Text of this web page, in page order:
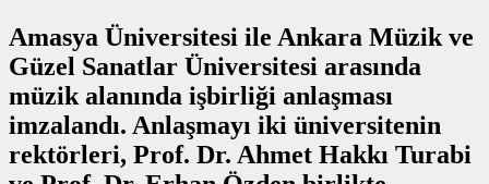
Amasya Üniversitesi ile Ankara Müzik ve
Güzel Sanatlar Üniversitesi arasında
müzik alanında işbirliği anlaşması
imzalandı. Anlaşmayı iki üniversitenin
rektörleri, Prof. Dr. Ahmet Hakkı Turabi